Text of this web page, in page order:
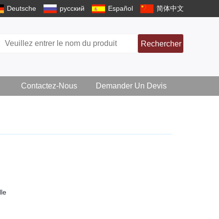
Deutsche русский Español 简体中文
Rechercher
Contactez-Nous Demander Un Devis